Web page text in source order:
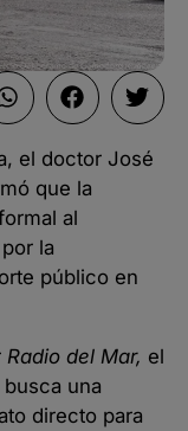
el doctor José
que la
al
la
público en
Radio del Mar, el
una
directo para